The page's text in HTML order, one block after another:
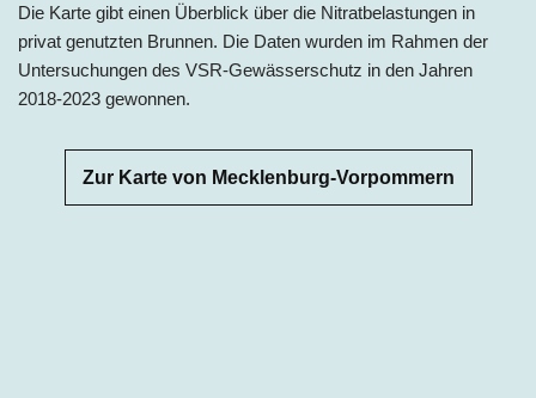
Die Karte gibt einen Überblick über die Nitratbelastungen in
privat genutzten Brunnen. Die Daten wurden im Rahmen der
Untersuchungen des VSR-Gewässerschutz in den Jahren
2018-2023 gewonnen.
Zur Karte von Mecklenburg-Vorpommern